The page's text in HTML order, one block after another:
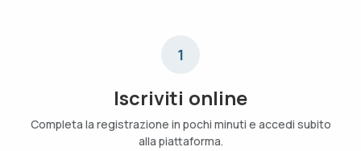
1
Iscriviti online
Completa la registrazione in pochi minuti e accedi subito
alla piattaforma.